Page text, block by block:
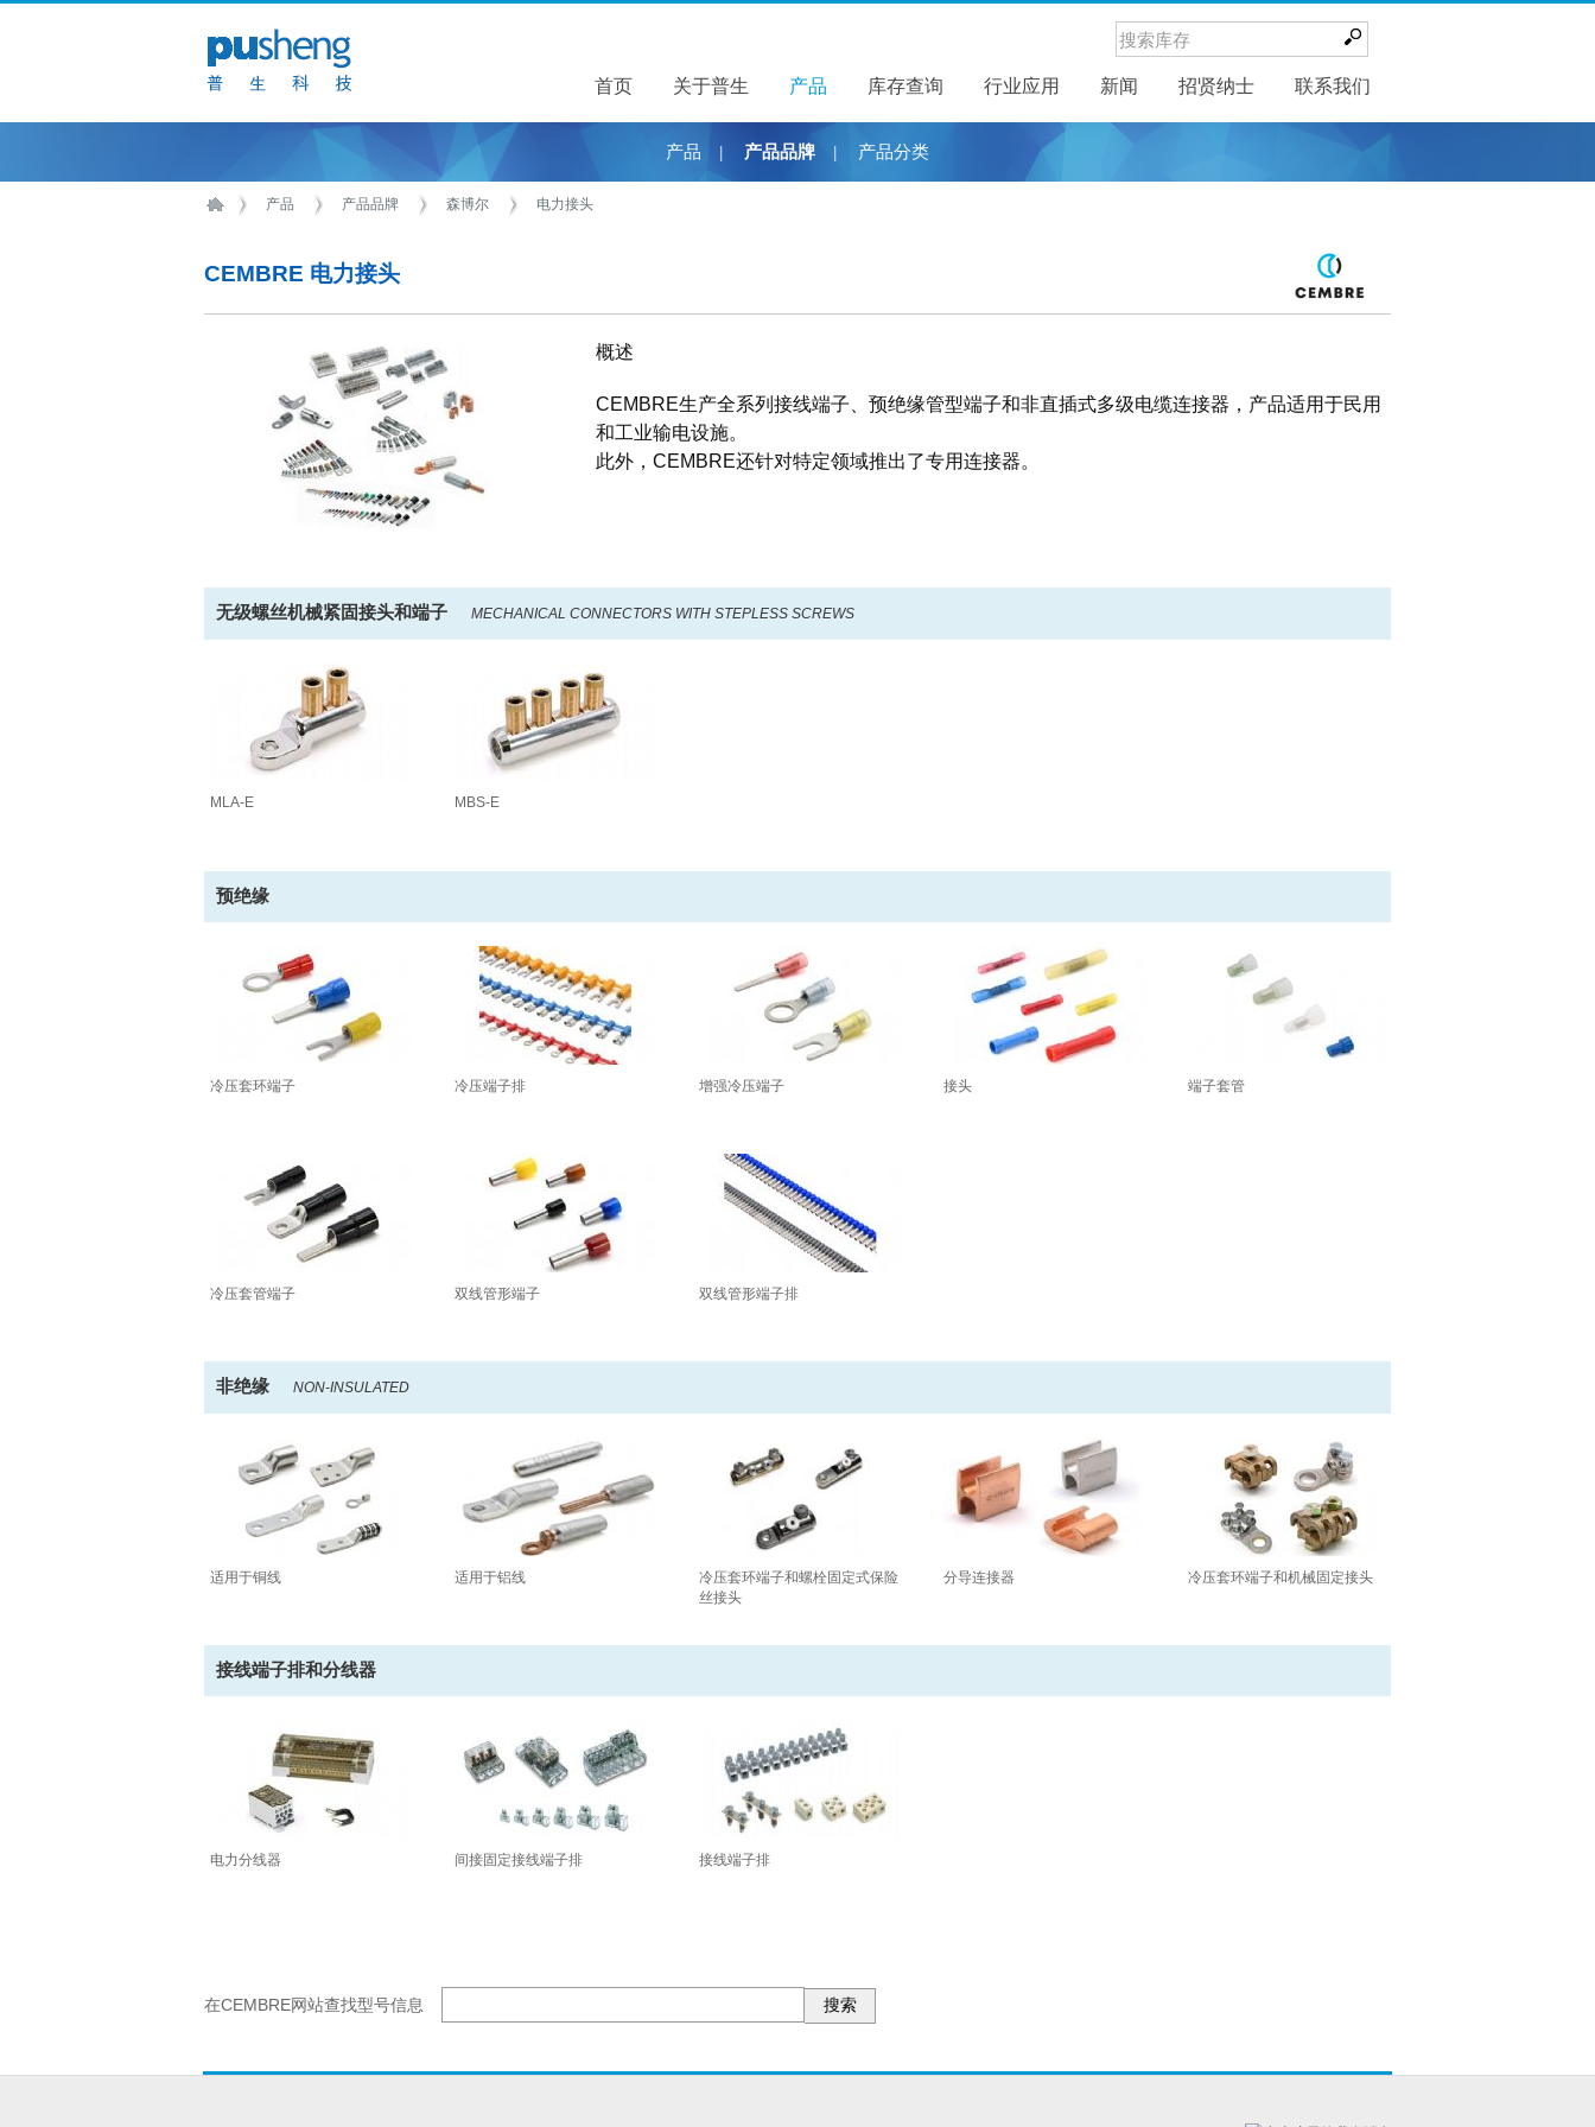
首页 关于普生
关于普生 产品
产品 库存查询 行业应用 新闻
新闻 招贤纳士 联系我们
产品 产品品牌 产品分类
产品 产品品牌 森博尔 电力接头
CEMBRE 电力接头
概述
CEMBRE生产全系列接线端子、预绝缘管型端子和非直插式多级电缆连接器，产品适用于民用
和工业输电设施。
此外，CEMBRE还针对特定领域推出了专用连接器。
无级螺丝机械紧固接头和端子 MECHANICAL CONNECTORS WITH STEPLESS SCREWS
MLA-E MBS-E
预绝缘
冷压套环端子 冷压端子排 增强冷压端子 接头 端子套管
冷压套管端子 双线管形端子 双线管形端子排
非绝缘 NON-INSULATED
适用于铜线 适用于铝线
冷压套环端子和螺栓固定式保险
丝接头
分导连接器 冷压套环端子和机械固定接头
接线端子排和分线器
电力分线器 间接固定接线端子排 接线端子排
在CEMBRE网站查找型号信息 搜索